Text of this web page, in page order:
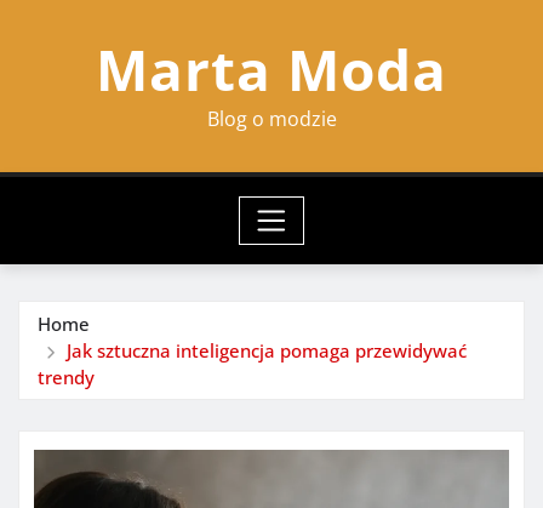
Marta Moda
Blog o modzie
Home
Jak sztuczna inteligencja pomaga przewidywać
trendy